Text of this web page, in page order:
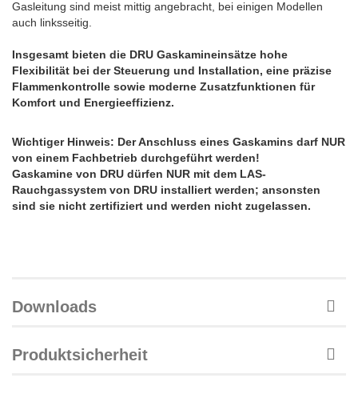
Gasleitung sind meist mittig angebracht, bei einigen Modellen
auch linksseitig.
Insgesamt bieten die DRU Gaskamineinsätze hohe
Flexibilität bei der Steuerung und Installation, eine präzise
Flammenkontrolle sowie moderne Zusatzfunktionen für
Komfort und Energieeffizienz.
Wichtiger Hinweis: Der Anschluss eines Gaskamins darf NUR
von einem Fachbetrieb durchgeführt werden!
Gaskamine von DRU dürfen NUR mit dem LAS-
Rauchgassystem von DRU installiert werden; ansonsten
sind sie nicht zertifiziert und werden nicht zugelassen.
Downloads
Produktsicherheit